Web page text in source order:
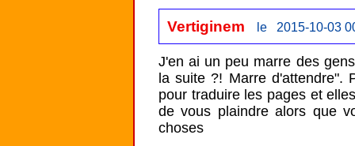
Vertiginem le 2015-10-03
J'en ai un peu marre des
la suite ?! Marre d'attendre".
pour traduire les pages et
de vous plaindre alors que
choses